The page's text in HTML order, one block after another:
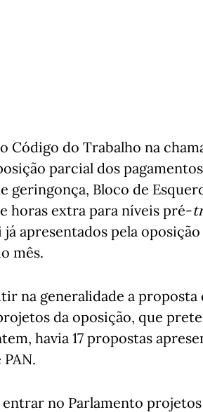
do Trabalho na
parcial dos
Bloco de
horas extra para níveis pré-
apresentados pela
mês.
na generalidade a proposta
da oposição, que
havia 17 propostas
no Parlamento projetos